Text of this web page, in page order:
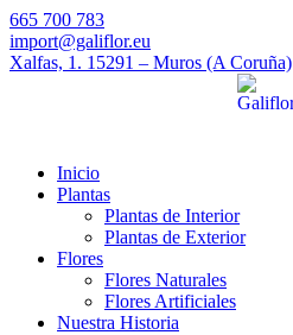
665 700 783
import@galiflor.eu
Xalfas, 1. 15291 – Muros (A Coruña)
Inicio
Plantas
Plantas de Interior
Plantas de Exterior
Flores
Flores Naturales
Flores Artificiales
Nuestra Historia